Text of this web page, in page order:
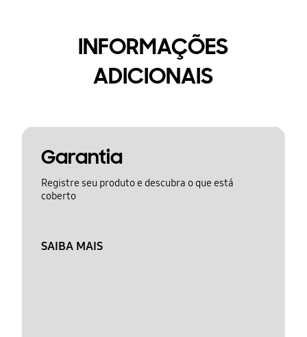
INFORMAÇÕES
ADICIONAIS
Garantia
Registre seu produto e descubra o que está
coberto
SAIBA MAIS